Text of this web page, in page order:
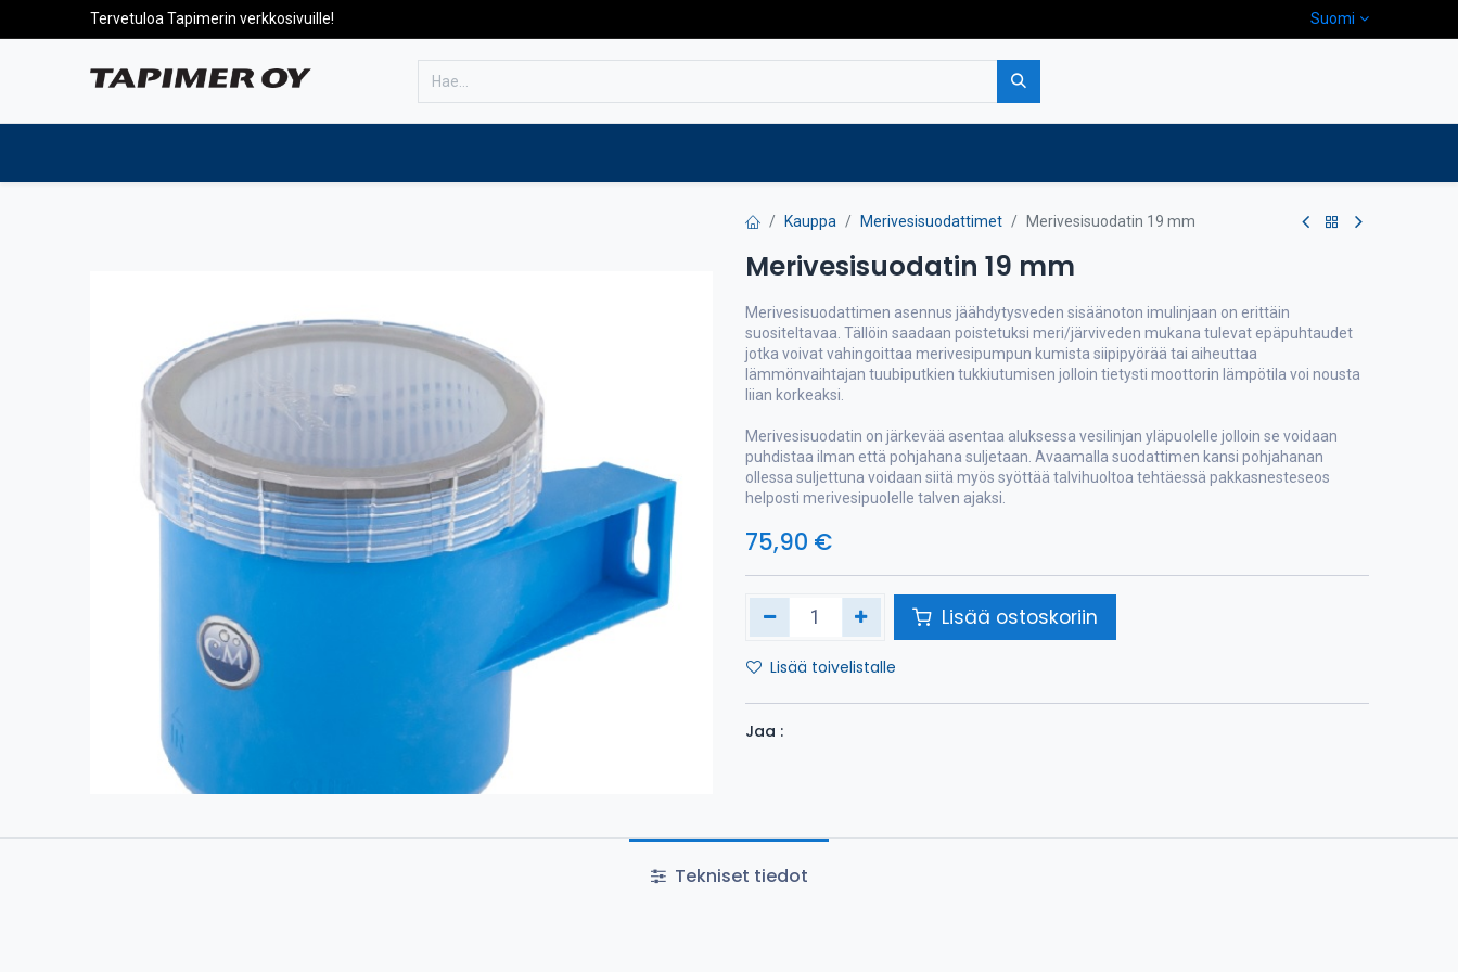
Tervetuloa Tapimerin verkkosivuille! Suomi
Kauppa Merivesisuodattimet Merivesisuodatin 19 mm
Merivesisuodatin 19 mm
Merivesisuodattimen asennus jäähdytysveden sisäänoton imulinjaan on erittäin
suositeltavaa. Tällöin saadaan poistetuksi meri/järviveden mukana tulevat epäpuhtaudet
jotka voivat vahingoittaa merivesipumpun kumista siipipyörää tai aiheuttaa
lämmönvaihtajan tuubiputkien tukkiutumisen jolloin tietysti moottorin lämpötila voi nousta
liian korkeaksi.
Merivesisuodatin on järkevää asentaa aluksessa vesilinjan yläpuolelle jolloin se voidaan
puhdistaa ilman että pohjahana suljetaan. Avaamalla suodattimen kansi pohjahanan
ollessa suljettuna voidaan siitä myös syöttää talvihuoltoa tehtäessä pakkasnesteseos
helposti merivesipuolelle talven ajaksi.
75,90 €
Lisää ostoskoriin
Lisää toivelistalle
Jaa :
Tekniset tiedot